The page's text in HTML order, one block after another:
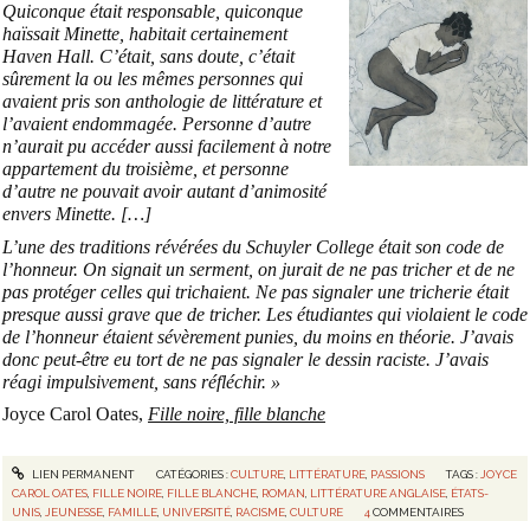
Quiconque était responsable, quiconque
haïssait Minette, habitait certainement
Haven Hall. C’était, sans doute, c’était
sûrement la ou les mêmes personnes qui
avaient pris son anthologie de littérature et
l’avaient endommagée. Personne d’autre
n’aurait pu accéder aussi facilement à notre
appartement du troisième, et personne
d’autre ne pouvait avoir autant d’animosité
envers Minette. […]
L’une des traditions révérées du Schuyler College était son code de
l’honneur. On signait un serment, on jurait de ne pas tricher et de ne
pas protéger celles qui trichaient. Ne pas signaler une tricherie était
presque aussi grave que de tricher. Les étudiantes qui violaient le code
de l’honneur étaient sévèrement punies, du moins en théorie. J’avais
donc peut-être eu tort de ne pas signaler le dessin raciste. J’avais
réagi impulsivement, sans réfléchir. »
Joyce Carol Oates, Fille noire, fille blanche
LIEN PERMANENT CATÉGORIES :CULTURE, LITTÉRATURE, PASSIONS TAGS : JOYCE
CAROL OATES FILLE NOIRE FILLE BLANCHE ROMAN LITTÉRATURE ANGLAISE ÉTATS-
UNIS JEUNESSE FAMILLE UNIVERSITÉ RACISME ,CULTURE 4 COMMENTAIRES